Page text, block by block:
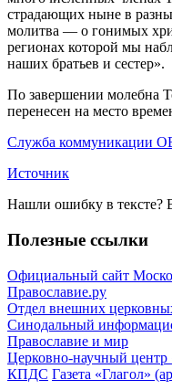
страдающих ныне в
молитва — о гонимых
регионах которой мы
наших братьев и сестер».
По завершении молебна
перенесен на место
Служба коммуникации
Источник
Нашли ошибку в тексте?
Полезные ссылки
Официальный сайт
Православие.ру
Отдел внешних
Синодальный
Православие и мир
Церковно-научный центр
КПДС Газета «Глагол»